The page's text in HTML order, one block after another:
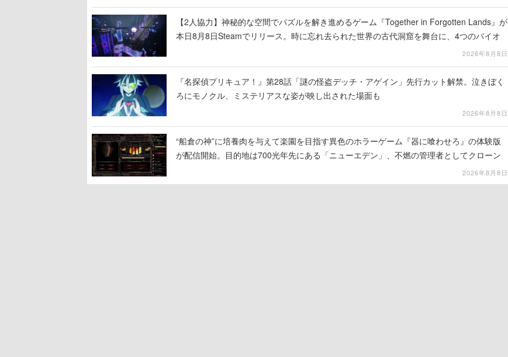
【2人協力】神秘的な空間でパズルを解き進めるゲーム『Together in Forgotten Lands』が
本日8月8日Steamでリリース。時に忘れ去られた世界の古代洞窟を舞台に、4つのバイオ
2026年8月8日
『名探偵プリキュア！』第28話「謎の怪盗デッチ・アゲイン」先行カット解禁。泣きぼく
ろにモノクル、ミステリアスな姿が映し出された場面も
2026年8月8日
“船倉の神”に培養肉を与えて楽園を目指す異色のホラーゲーム『器に喰わせろ』の体験版
が配信開始。目的地は700光年先にある「ニューエデン」、不燃の管理者としてクローン
2026年8月8日